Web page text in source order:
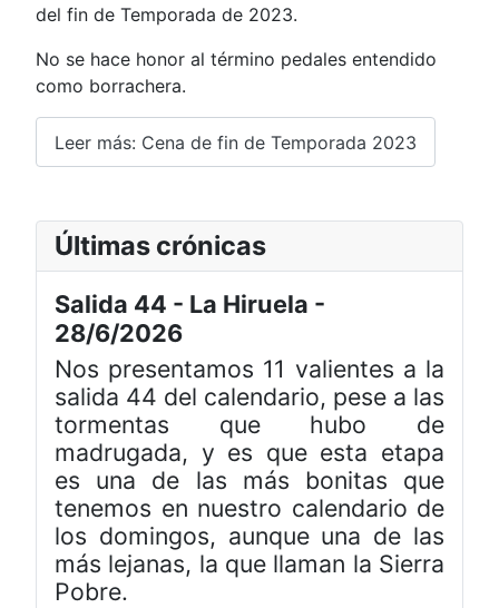
del fin de Temporada de 2023.
No se hace honor al término pedales entendido
como borrachera.
Leer más: Cena de fin de Temporada 2023
Últimas crónicas
Salida 44 - La Hiruela -
28/6/2026
Nos presentamos 11 valientes a la
salida 44 del calendario, pese a las
tormentas que hubo de
madrugada, y es que esta etapa
es una de las más bonitas que
tenemos en nuestro calendario de
los domingos, aunque una de las
más lejanas, la que llaman la Sierra
Pobre.